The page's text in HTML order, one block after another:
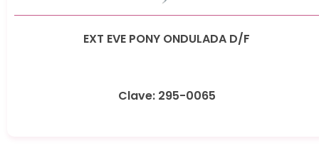
EXT EVE PONY ONDULADA D/F
Clave: 295-0065